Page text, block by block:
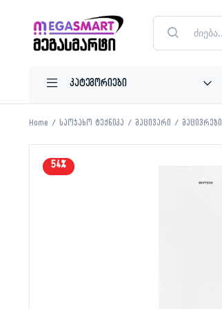
Products
search
Home საოჯახო ტექნიკა მაცივარი მაცივრები
54%